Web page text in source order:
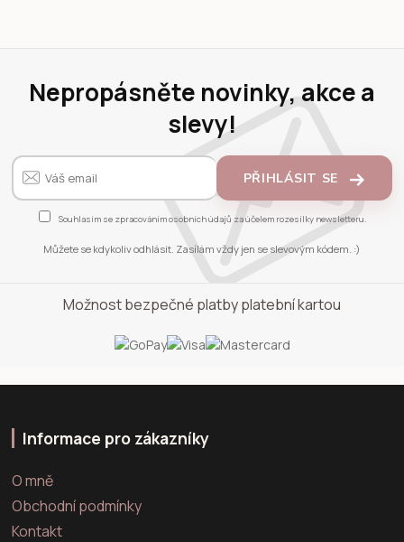
Nepropásněte novinky, akce a
slevy!
PŘIHLÁSIT SE
Souhlasím se zpracováním osobních údajů za účelem rozesílky newsletteru.
Můžete se kdykoliv odhlásit. Zasílám vždy jen se slevovým kódem. :)
Možnost bezpečné platby platební kartou
Informace pro zákazníky
O mně
Obchodní podmínky
Kontakt